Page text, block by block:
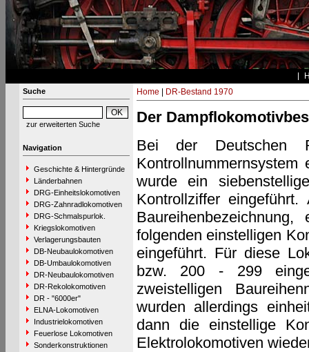
Suche
zur erweiterten Suche
Navigation
Geschichte & Hintergründe
Länderbahnen
DRG-Einheitslokomotiven
DRG-Zahnradlokomotiven
DRG-Schmalspurlok.
Kriegslokomotiven
Verlagerungsbauten
DB-Neubaulokomotiven
DB-Umbaulokomotiven
DR-Neubaulokomotiven
DR-Rekolokomotiven
DR - "6000er"
ELNA-Lokomotiven
Industrielokomotiven
Feuerlose Lokomotiven
Sonderkonstruktionen
Home DR-Bestand 1970
Der
Bei der Deutschen
wurde ein
Kontrollziffer
folgenden einstelligen
eingeführt. Für diese
bzw. 200 - 299
zweistelligen
wurden allerdings
dann die einstellige
Elektrolokomotiven